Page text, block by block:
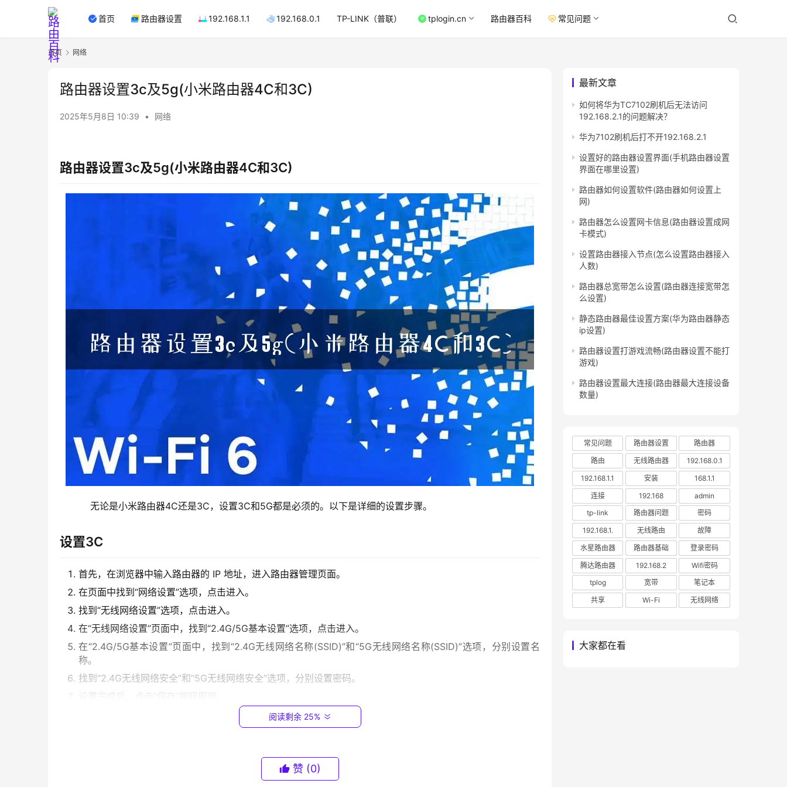
首页 路由器设置 192.168.1.1 192.168.0.1 TP-LINK（普联） tplogin.cn 路由器百科 常见问题
首页 网络
路由器设置3c及5g(小米路由器4C和3C)
2025年5月8日 10:39 • 网络
路由器设置3c及5g(小米路由器4C和3C)
    无论是小米路由器4C还是3C，设置3C和5G都是必须的。以下是详细的设置步骤。
设置3C
首先，在浏览器中输入路由器的 IP 地址，进入路由器管理页面。
在页面中找到“网络设置”选项，点击进入。
找到“无线网络设置”选项，点击进入。
在“无线网络设置”页面中，找到“2.4G/5G基本设置”选项，点击进入。
在“2.4G/5G基本设置”页面中，找到“2.4G无线网络名称(SSID)”和“5G无线网络名称(SSID)”选项，分别设置名
称。
找到“2.4G无线网络安全”和“5G无线网络安全”选项，分别设置密码。
设置完成后，点击“保存”按钮即可。
进入路由器管理页面后，找到“网络设置”选项，点击进入。
阅读剩余 25%
赞 (0)
最新文章
如何将华为TC7102刷机后无法访问
192.168.2.1的问题解决？
华为7102刷机后打不开192.168.2.1
设置好的路由器设置界面(手机路由器设置
界面在哪里设置)
路由器如何设置软件(路由器如何设置上
网)
路由器怎么设置网卡信息(路由器设置成网
卡模式)
设置路由器接入节点(怎么设置路由器接入
人数)
路由器总宽带怎么设置(路由器连接宽带怎
么设置)
静态路由器最佳设置方案(华为路由器静态
ip设置)
路由器设置打游戏流畅(路由器设置不能打
游戏)
路由器设置最大连接(路由器最大连接设备
数量)
常见问题 路由器设置
路由器
路由
无线路由器
192.168.0.1
192.168.1.1
安装
168.1.1
连接
192.168
admin
tp-link
路由器问题
密码
192.168.1.
无线路由
故障
水星路由器
路由器基础
登录密码
腾达路由器
192.168.2
Wifi密码
tplog
宽带
笔记本
共享
Wi-Fi 无线网络
大家都在看